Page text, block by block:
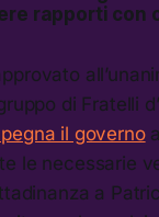
rapporti con
di Fratelli
il governo
le necessarie
a